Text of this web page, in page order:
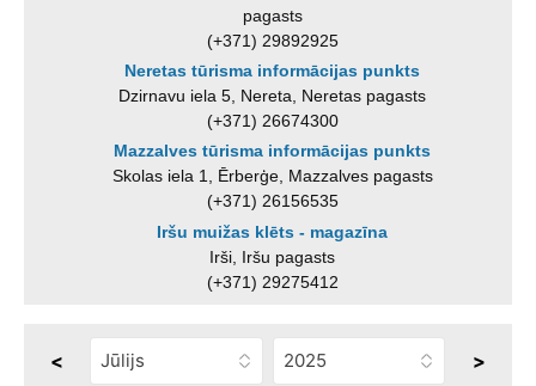
pagasts
(+371) 29892925
Neretas tūrisma informācijas punkts
Dzirnavu iela 5, Nereta, Neretas pagasts
(+371) 26674300
Mazzalves tūrisma informācijas punkts
Skolas iela 1, Ērberģe, Mazzalves pagasts
(+371) 26156535
Iršu muižas klēts - magazīna
Irši, Iršu pagasts
(+371) 29275412
< >